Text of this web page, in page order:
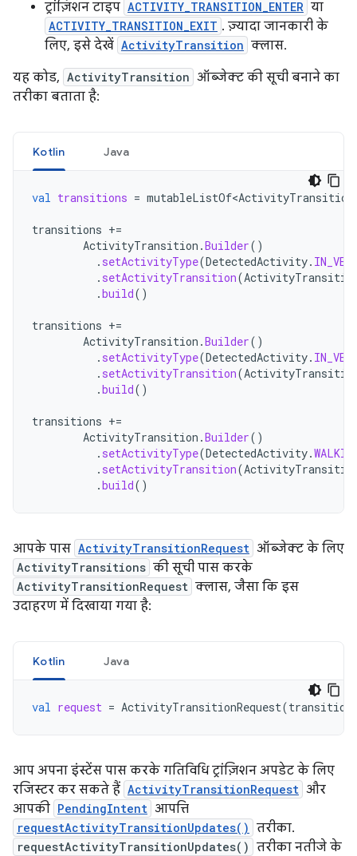
ट्रांज़िशन टाइप ACTIVITY_TRANSITION_ENTER या
ACTIVITY_TRANSITION_EXIT . ज़्यादा जानकारी के
लिए, इसे देखें ActivityTransition क्लास.
यह कोड, ActivityTransition ऑब्जेक्ट की सूची बनाने का
तरीका बताता है:
Kotlin Java
val transitions = mutableListOf<ActivityTransition
transitions +=
ActivityTransition .Builder()
. setActivityType(DetectedActivity.
. setActivityTransition(
.build()
transitions +=
ActivityTransition .Builder()
. setActivityType(DetectedActivity.
. setActivityTransition(
.build()
transitions +=
ActivityTransition .Builder()
. setActivityType(DetectedActivity.
. setActivityTransition(
.build()
आपके पास ActivityTransitionRequest ऑब्जेक्ट के लिए
ActivityTransitions की सूची पास करके
ActivityTransitionRequest क्लास, जैसा कि इस
उदाहरण में दिखाया गया है:
Kotlin Java
val request = ActivityTransitionRequest(
आप अपना इंस्टेंस पास करके गतिविधि ट्रांज़िशन अपडेट के लिए
रजिस्टर कर सकते हैं ActivityTransitionRequest और
आपकी PendingIntent आपत्ति
requestActivityTransitionUpdates() तरीका.
requestActivityTransitionUpdates() तरीका नतीजे के